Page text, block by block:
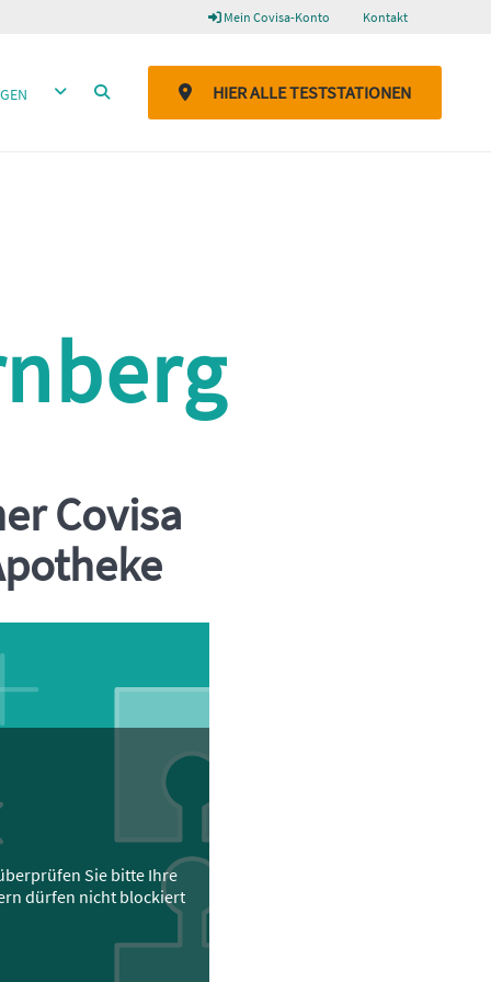
Mein Covisa-Konto Kontakt
DROPDOWN ÖFFNEN HIER ALLE TESTSTATIONEN
Covisa
Sie bitte Ihre
dürfen nicht blockiert